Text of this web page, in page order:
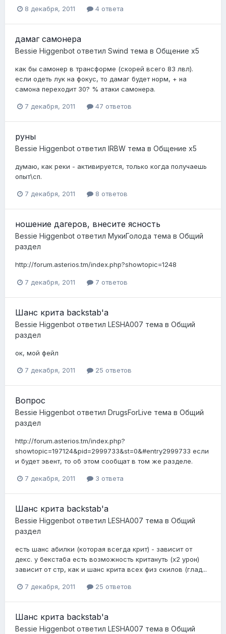
8 декабря, 2011 4 ответа
дамаг самонера
Bessie Higgenbot ответил Swind тема в Общение x5
как бы самонер в трансформе (скорей всего 83 лвл).
если одеть лук на фокус, то дамаг будет норм, + на
самона переходит 30? % атаки самонера.
7 декабря, 2011 47 ответов
руны
Bessie Higgenbot ответил lRBW тема в Общение x5
думаю, как реки - активируется, только когда получаешь
опыт\сп.
7 декабря, 2011 8 ответов
ношение дагеров, внесите ясность
Bessie Higgenbot ответил МукиГолода тема в Общий
раздел
http://forum.asterios.tm/index.php?showtopic=1248
7 декабря, 2011 7 ответов
Шанс крита backstab'а
Bessie Higgenbot ответил LESHA007 тема в Общий
раздел
ок, мой фейл
7 декабря, 2011 25 ответов
Вопрос
Bessie Higgenbot ответил DrugsForLive тема в Общий
раздел
http://forum.asterios.tm/index.php?
showtopic=197124&pid=2999733&st=0&#entry2999733 если
и будет эвент, то об этом сообщат в том же разделе.
7 декабря, 2011 3 ответа
Шанс крита backstab'а
Bessie Higgenbot ответил LESHA007 тема в Общий
раздел
есть шанс абилки (которая всегда крит) - зависит от
декс. у бекстаба есть возможность критануть (х2 урон)
зависит от стр, как и шанс крита всех физ скилов (глад...
7 декабря, 2011 25 ответов
Шанс крита backstab'а
Bessie Higgenbot ответил LESHA007 тема в Общий